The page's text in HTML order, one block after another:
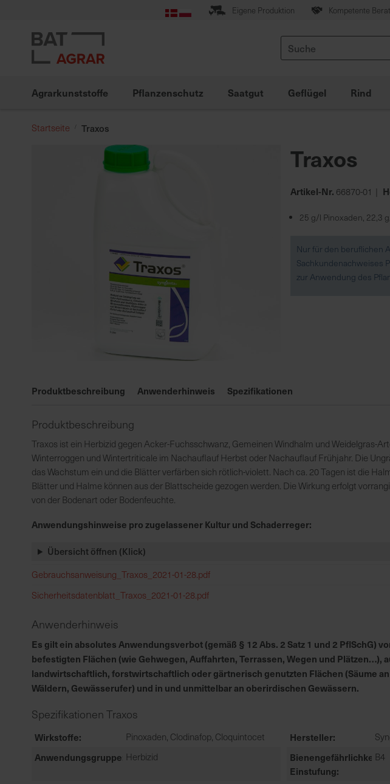
springen
Eigene Produktion Kompetente
Suche
Agrarkunststoffe Pflanzenschutz Saatgut Geflügel Rind
Startseite Traxos
der
springen
Traxos
Artikel-Nr. 66870-01
25 g/l Pinoxaden, 22,3
Nur für den beruflichen
Sachkundenachweises
zur Anwendung des
Produktbeschreibung Anwenderhinweis Spezifikationen
Produktbeschreibung
Traxos ist ein Herbizid gegen Acker-Fuchsschwanz, Gemeinen Windhalm und Weidelgras-
Winterroggen und Wintertriticale im Nachauflauf Herbst oder Nachauflauf Frühjahr. Die
das Wachstum ein und die Blätter verfärben sich rötlich-violett. Nach ca. 20 Tagen ist die
Blätter und Halme können aus der Blattscheide gezogen werden. Die Wirkung erfolgt
von der Bodenart oder Bodenfeuchte.
Anwendungshinweise pro zugelassener Kultur und Schaderreger:
Übersicht öffnen (Klick)
Gebrauchsanweisung_Traxos_2021-01-28.pdf
Sicherheitsdatenblatt_Traxos_2021-01-28.pdf
Anwenderhinweis
Es gilt ein absolutes Anwendungsverbot (gemäß § 12 Abs. 2 Satz 1 und 2 PflSchG)
befestigten Flächen (wie Gehwegen, Auffahrten, Terrassen, Wegen und Plätzen…),
landwirtschaftlich, forstwirtschaftlich oder gärtnerisch genutzten Flächen (Säume
Wäldern, Gewässerufer) und in und unmittelbar an oberirdischen Gewässern.
Spezifikationen Traxos
Wirkstoffe Pinoxaden, Clodinafop, Cloquintocet Hersteller
Anwendungsgruppe Herbizid
Bienengefährlichkeit
Einstufung
B4